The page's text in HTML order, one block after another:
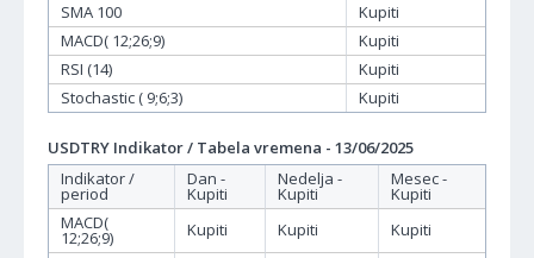
SMA 100
Kupiti
MACD( 12;26;9)
Kupiti
RSI (14)
Kupiti
Stochastic ( 9;6;3)
Kupiti
USDTRY Indikator / Tabela vremena - 13/06/2025
Indikator /
period
Dan -
Kupiti
Nedelja -
Kupiti
Mesec -
Kupiti
MACD(
12;26;9) Kupiti Kupiti
Kupiti